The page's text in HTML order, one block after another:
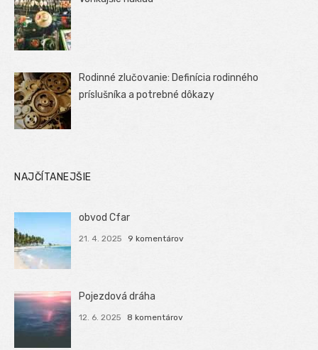
Rodinné zlučovanie: Definícia rodinného
príslušníka a potrebné dôkazy
NAJČÍTANEJŠIE
obvod Cfar
21. 4. 2025 9 komentárov
Pojezdová dráha
12. 6. 2025 8 komentárov